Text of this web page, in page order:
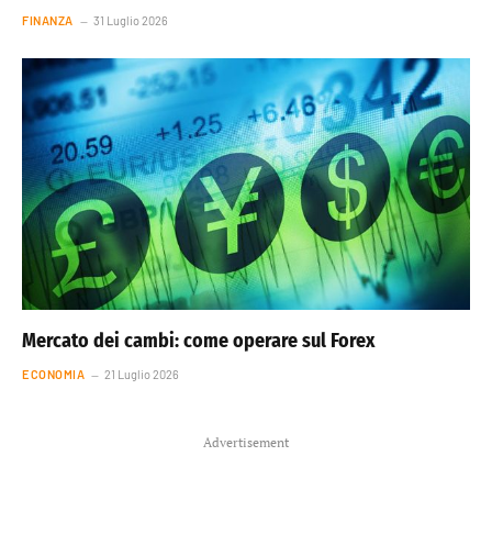
FINANZA 31 Luglio 2026
Mercato dei cambi: come operare sul Forex
ECONOMIA 21 Luglio 2026
Advertisement